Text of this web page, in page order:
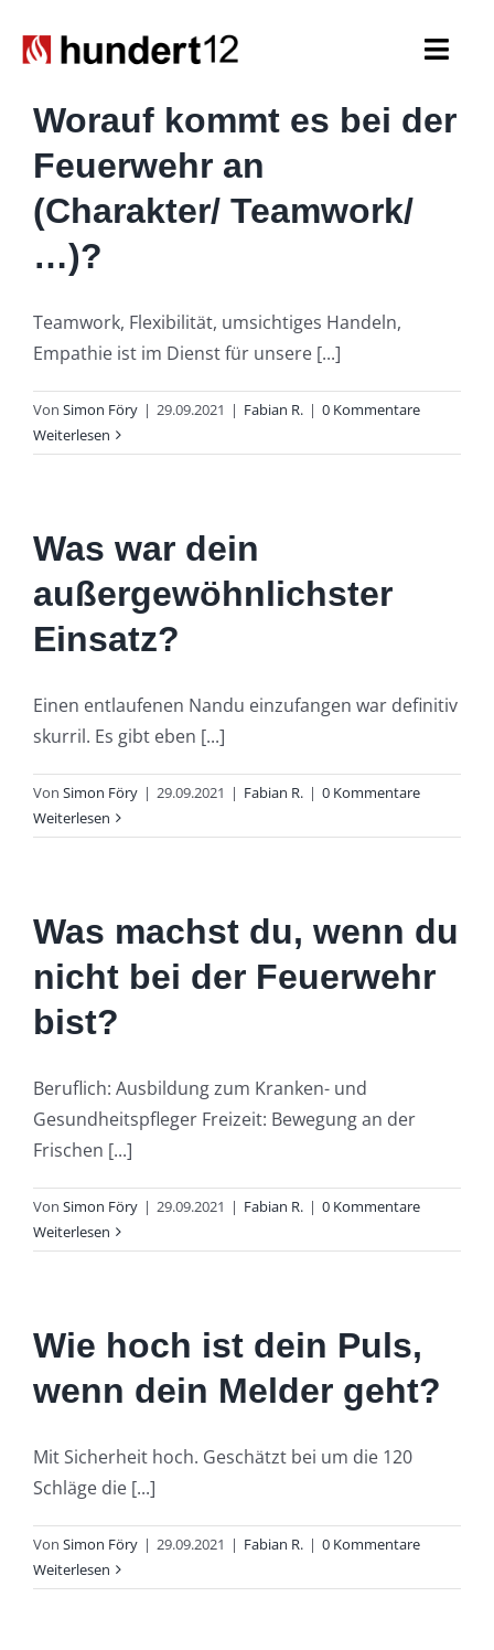
Inhalt
Einsatzkräfte
Seniorenabteilung
Worauf kommt es bei der
Feuerwehr an
(Charakter/ Teamwork/
…)?
Teamwork, Flexibilität, umsichtiges Handeln,
Empathie ist im Dienst für unsere [...]
Von Simon Föry | 29.09.2021 | Fabian R. | 0 Kommentare
Weiterlesen
Was war dein
außergewöhnlichster
Einsatz?
Einen entlaufenen Nandu einzufangen war definitiv
skurril. Es gibt eben [...]
Von Simon Föry | 29.09.2021 | Fabian R. | 0 Kommentare
Weiterlesen
Was machst du, wenn du
nicht bei der Feuerwehr
bist?
Beruflich: Ausbildung zum Kranken- und
Gesundheitspfleger Freizeit: Bewegung an der
Frischen [...]
Von Simon Föry | 29.09.2021 | Fabian R. | 0 Kommentare
Weiterlesen
Wie hoch ist dein Puls,
wenn dein Melder geht?
Mit Sicherheit hoch. Geschätzt bei um die 120
Schläge die [...]
Von Simon Föry | 29.09.2021 | Fabian R. | 0 Kommentare
Weiterlesen